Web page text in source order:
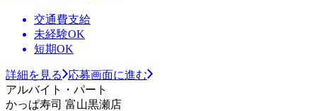
交通費支給
未経験OK
短期OK
詳細を見る
応募画面に進む
アルバイト・パート
かっぱ寿司 富山黒瀬店